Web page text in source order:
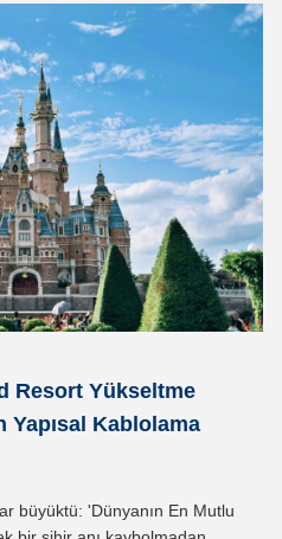
Resort Yükseltme
Yapısal Kablolama
büyüktü: 'Dünyanın En Mutlu